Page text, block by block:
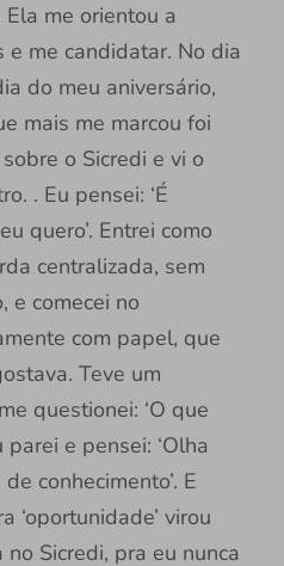
me orientou a
e me candidatar. No dia
do meu aniversário,
mais me marcou foi
o Sicredi e vi o
. Eu pensei: ‘É
quero’. Entrei como
centralizada, sem
e comecei no
com papel, que
Teve um
questionei: ‘O que
parei e pensei: ‘Olha
conhecimento’. E
‘oportunidade’ virou
Sicredi, pra eu nunca